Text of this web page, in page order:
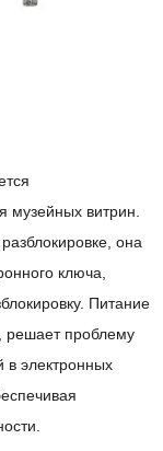
музейных витрин.
она
ключа,
Питание
решает проблему
в электронных